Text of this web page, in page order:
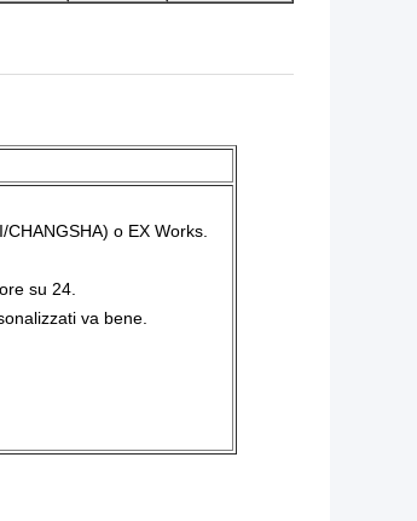
CHANGSHA) o EX Works.
su 24.
va bene.